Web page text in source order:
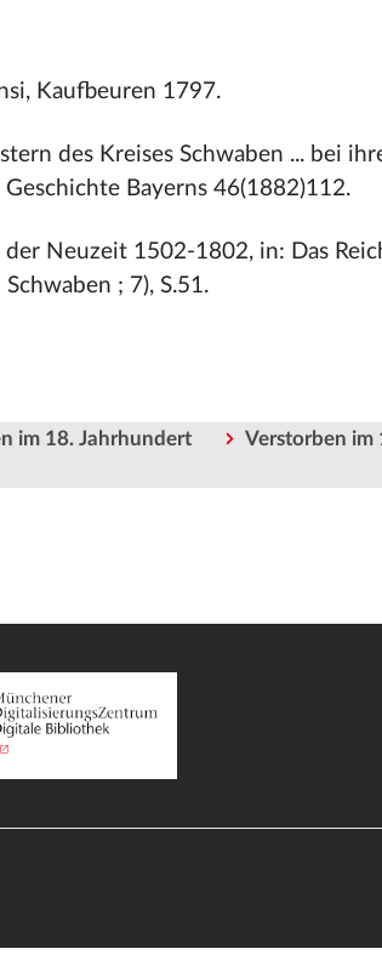
Kaufbeuren 1797.
des Kreises Schwaben ... bei
Bayerns 46(1882)112.
Neuzeit 1502-1802, in: Das
; 7), S.51.
im 18. Jahrhundert
Verstorben im